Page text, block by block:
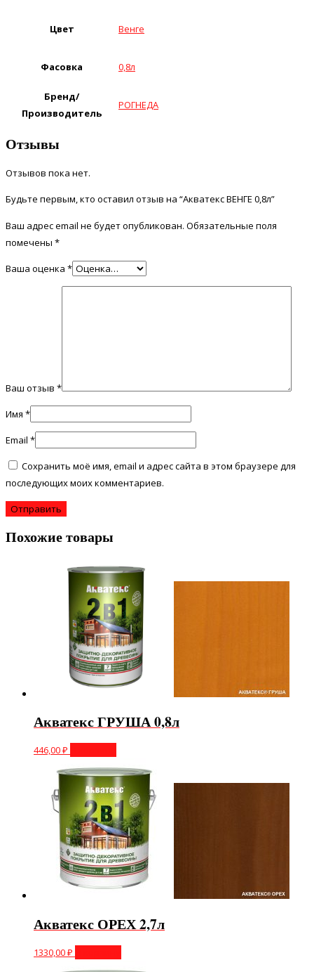
Цвет Венге
Фасовка 0,8л
Бренд/
Производитель
РОГНЕДА
Отзывы
Отзывов пока нет.
Будьте первым, кто оставил отзыв на “Акватекс ВЕНГЕ 0,8л”
Ваш адрес email не будет опубликован. Обязательные поля
помечены *
Ваша оценка *
Ваш отзыв *
Имя *
Email *
Сохранить моё имя, email и адрес сайта в этом браузере для
последующих моих комментариев.
Похожие товары
Акватекс ГРУША 0,8л
446,00₽
Акватекс ОРЕХ 2,7л
1330,00₽